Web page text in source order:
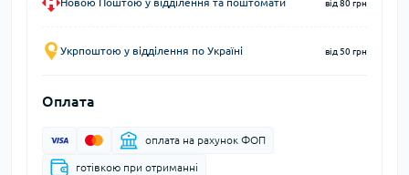
Новою Поштою у відділення та поштомати від 80 грн
Укрпоштою у відділення по Україні від 50 грн
Оплата
оплата на рахунок ФОП
готівкою при отриманні